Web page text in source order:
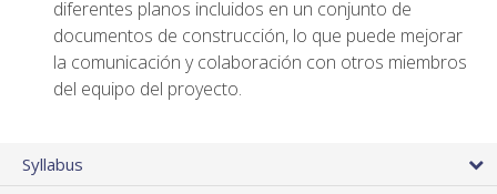
diferentes planos incluidos en un conjunto de
documentos de construcción, lo que puede mejorar
la comunicación y colaboración con otros miembros
del equipo del proyecto.
Syllabus